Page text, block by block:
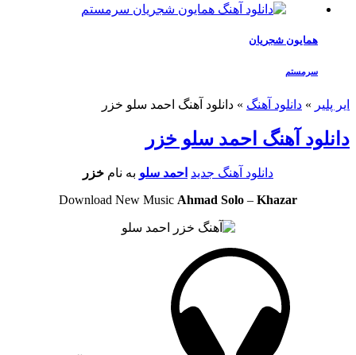
همایون شجریان
سرمستم
ایر پلیر » دانلود آهنگ » دانلود آهنگ احمد سلو خزر
دانلود آهنگ احمد سلو خزر
دانلود آهنگ جدید احمد سلو به نام خزر
Download New Music Ahmad Solo – Khazar